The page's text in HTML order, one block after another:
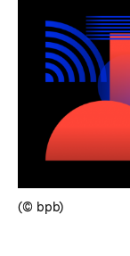
(© bpb)